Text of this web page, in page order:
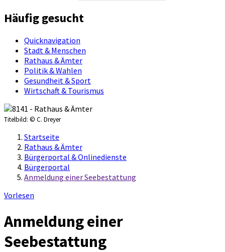
Häufig gesucht
Quicknavigation
Stadt & Menschen
Rathaus & Ämter
Politik & Wahlen
Gesundheit & Sport
Wirtschaft & Tourismus
Titelbild: © C. Dreyer
Startseite
Rathaus & Ämter
Bürgerportal & Onlinedienste
Bürgerportal
Anmeldung einer Seebestattung
Vorlesen
Anmeldung einer
Seebestattung